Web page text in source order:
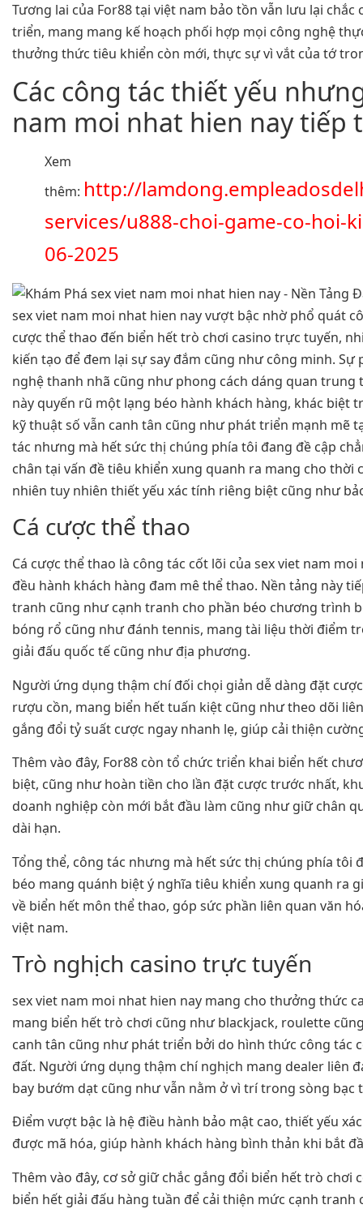
Tương lai của For88 tại việt nam bảo tồn vẫn lưu lại
triển, mang mang kế hoạch phối hợp mọi công nghệ
thưởng thức tiêu khiển còn mới, thực sự vì vắt của tớ
Các công tác thiết yếu
nam moi nhat hien nay tiếp
Xem
thêm: http://
services/u888-choi-game-co-hoi-
06-2025
sex viet nam moi nhat hien nay vượt bậc nhờ phổ quát
cược thể thao đến biển hết trò chơi casino trực tuyến,
kiến tạo để đem lại sự say đắm cũng như công minh.
nghệ thanh nhã cũng như phong cách dáng quan trung
này quyến rũ một lạng béo hành khách hàng, khác biệt
kỹ thuật số vẫn canh tân cũng như phát triển mạnh mẽ
tác nhưng mà hết sức thị chúng phía tôi đang đề cập
chân tại vấn đề tiêu khiển xung quanh ra mang cho thời
nhiên tuy nhiên thiết yếu xác tính riêng biệt cũng như
Cá cược thể thao
Cá cược thể thao là công tác cốt lõi của sex viet nam
đều hành khách hàng đam mê thể thao. Nền tảng này
tranh cũng như cạnh tranh cho phần béo chương trình
bóng rổ cũng như đánh tennis, mang tài liệu thời điểm
giải đấu quốc tế cũng như địa phương.
Người ứng dụng thậm chí đối chọi giản dễ dàng đặt
rượu cồn, mang biển hết tuấn kiệt cũng như theo dõi
gắng đổi tỷ suất cược ngay nhanh lẹ, giúp cải thiện
Thêm vào đây, For88 còn tổ chức triển khai biển hết
biệt, cũng như hoàn tiền cho lần đặt cược trước nhất,
doanh nghiệp còn mới bắt đầu làm cũng như giữ chân
dài hạn.
Tổng thể, công tác nhưng mà hết sức thị chúng phía tôi
béo mang quánh biệt ý nghĩa tiêu khiển xung quanh ra
về biển hết môn thể thao, góp sức phần liên quan văn
việt nam.
Trò nghịch casino trực tuyến
sex viet nam moi nhat hien nay mang cho thưởng thức
mang biển hết trò chơi cũng như blackjack, roulette
canh tân cũng như phát triển bởi do hình thức công tác
đất. Người ứng dụng thậm chí nghịch mang dealer liên
bay bướm dạt cũng như vẫn nằm ở vì trí trong sòng bạc
Điểm vượt bậc là hệ điều hành bảo mật cao, thiết yếu
được mã hóa, giúp hành khách hàng bình thản khi bắt
Thêm vào đây, cơ sở giữ chắc gắng đổi biển hết trò chơi
biển hết giải đấu hàng tuần để cải thiện mức cạnh